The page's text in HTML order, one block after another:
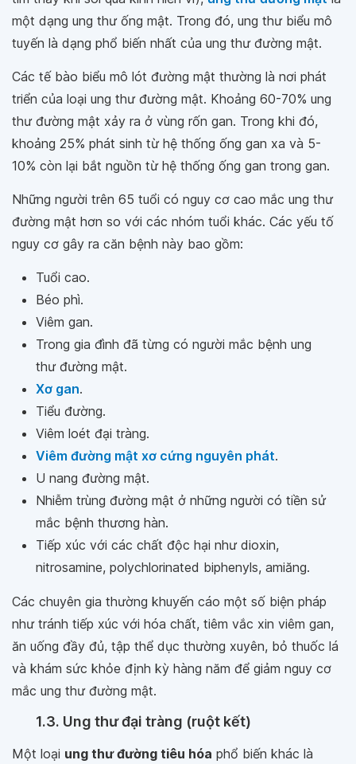
một dạng ung thư ống mật. Trong đó, ung thư biểu mô
tuyến là dạng phổ biến nhất của ung thư đường mật.
Các tế bào biểu mô lót đường mật thường là nơi phát
triển của loại ung thư đường mật. Khoảng 60-70% ung
thư đường mật xảy ra ở vùng rốn gan. Trong khi đó,
khoảng 25% phát sinh từ hệ thống ống gan xa và 5-
10% còn lại bắt nguồn từ hệ thống ống gan trong gan.
Những người trên 65 tuổi có nguy cơ cao mắc ung thư
đường mật hơn so với các nhóm tuổi khác. Các yếu tố
nguy cơ gây ra căn bệnh này bao gồm:
Tuổi cao.
Béo phì.
Viêm gan.
Trong gia đình đã từng có người mắc bệnh ung
thư đường mật.
Xơ gan.
Tiểu đường.
Viêm loét đại tràng.
Viêm đường mật xơ cứng nguyên phát.
U nang đường mật.
Nhiễm trùng đường mật ở những người có tiền sử
mắc bệnh thương hàn.
Tiếp xúc với các chất độc hại như dioxin,
nitrosamine, polychlorinated biphenyls, amiăng.
Các chuyên gia thường khuyến cáo một số biện pháp
như tránh tiếp xúc với hóa chất, tiêm vắc xin viêm gan,
ăn uống đầy đủ, tập thể dục thường xuyên, bỏ thuốc lá
và khám sức khỏe định kỳ hàng năm để giảm nguy cơ
mắc ung thư đường mật.
1.3. Ung thư đại tràng (ruột kết)
Một loại ung thư đường tiêu hóa phổ biến khác là